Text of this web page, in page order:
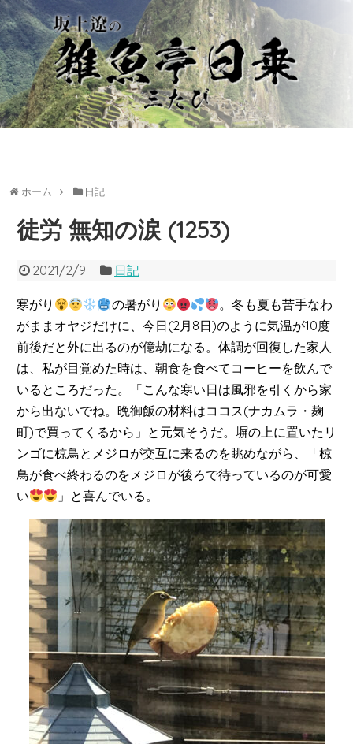
ホーム 日記
徒労 無知の涙 (1253)
2021/2/9 日記
寒がり の暑がり
。冬も夏も苦手なわ
がままオヤジだけに、今日(2月8日)のように気温が10度
前後だと外に出るのが億劫になる。体調が回復した家人
は、私が目覚めた時は、朝食を食べてコーヒーを飲んで
いるところだった。「こんな寒い日は風邪を引くから家
から出ないでね。晩御飯の材料はココス(ナカムラ・麹
町)で買ってくるから」と元気そうだ。塀の上に置いたリ
ンゴに椋鳥とメジロが交互に来るのを眺めながら、「椋
鳥が食べ終わるのをメジロが後ろで待っているのが可愛
い
」と喜んでいる。